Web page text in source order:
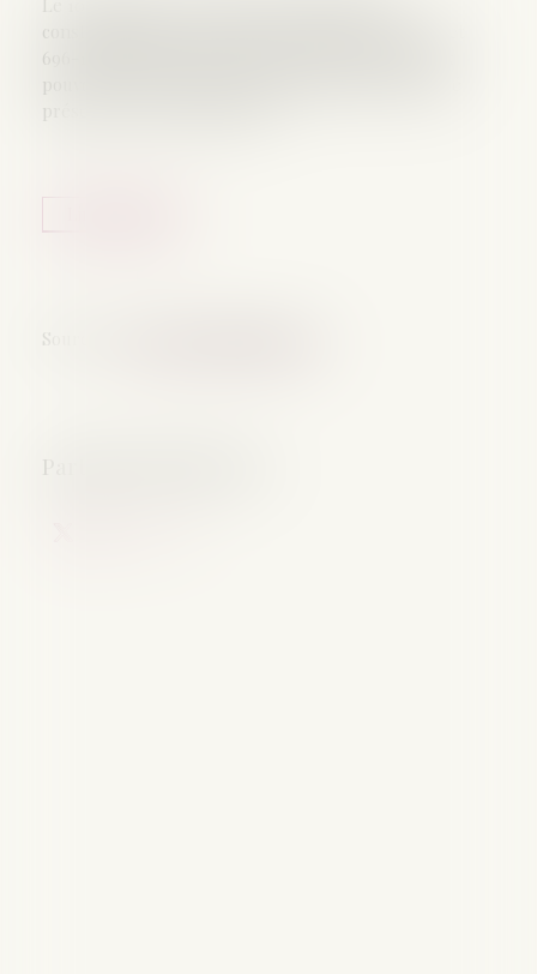
Source :
Le 10 juillet 2025, une question prioritaire de
constitutionnalité portant sur les articles 696-114 et
696-118 du Code de procédure pénale, relatifs aux